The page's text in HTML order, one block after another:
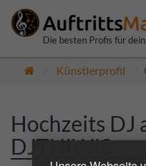
Die besten Profis für
Künstlerprofil
Hochzeits DJ
DJTHIWIS